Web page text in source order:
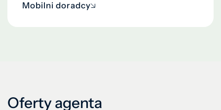
Mobilni doradcy
Oferty agenta